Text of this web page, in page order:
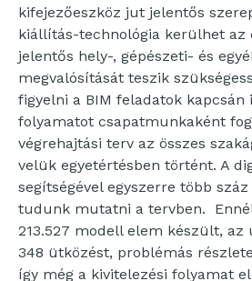
kifejezőeszköz jut jelentős
kiállítás-technológia kerülhet az
jelentős hely-, gépészeti- és
megvalósítását teszik
figyelni a BIM feladatok kapcsán
folyamatot csapatmunkaként
végrehajtási terv az összes
velük egyetértésben történt. A
segítségével egyszerre több
tudunk mutatni a tervben.
213.527 modell elem készült, az
348 ütközést, problémás
így még a kivitelezési folyamat